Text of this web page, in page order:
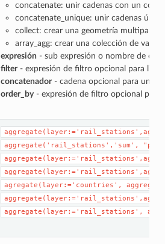
concatenate: unir cadenas con un
concatenate_unique: unir cadenas
collect: crear una geometría multiparte
array_agg: crear una colección de
expresión - sub expresión o nombre de
filter- expresión de filtro opcional para
concatenador- cadena opcional para unir
order_by- expresión de filtro opcional para
aggregate('rail_stations','sum',
agregate(layer:='countries',
aggregate(layer:='rail_stations',